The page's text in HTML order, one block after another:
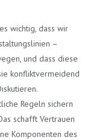
wichtig, dass wir
–
und dass diese
konfliktvermeidend
Regeln sichern
schafft Vertrauen
Komponenten des